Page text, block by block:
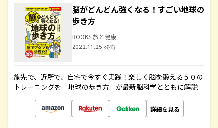
脳がどんどん強くなる！すごい地球の
歩き方
BOOKS 旅と健康
2022.11.25 発売
旅先で、近所で、自宅で今すぐ実践！楽しく脳を鍛える５０の
トレーニングを「地球の歩き方」が最新脳科学とともに解説
詳細を見る